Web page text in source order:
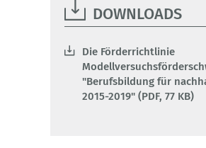
DOWNLOADS
Die Förderrichtlinie
"Berufsbildung für
2015-2019" (PDF, 77 KB)